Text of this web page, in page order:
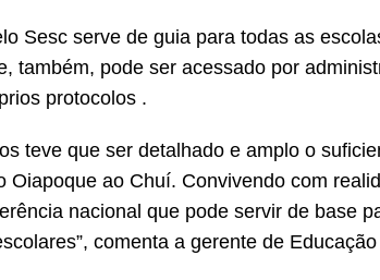
Sesc serve de guia para todas as
também, pode ser acessado por
protocolos .
teve que ser detalhado e amplo o
Oiapoque ao Chuí. Convivendo com
nacional que pode servir de base
comenta a gerente de